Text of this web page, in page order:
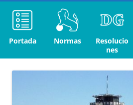
Portada Normas
Resolucio
nes